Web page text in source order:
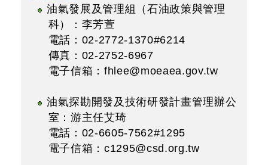
油氣發展及管理組（石油政策與管理
科）：李芳萱
電話：02-2772-1370#6214
傳真：02-2752-6967
電子信箱： fhlee@moeaea.gov.tw
油氣探勘開發及技術研發計畫管理辦公
室：游主任艾琦
電話：02-6605-7562#1295
電子信箱： c1295@csd.org.tw